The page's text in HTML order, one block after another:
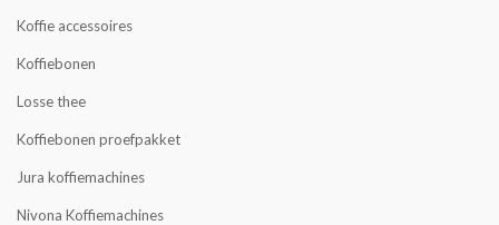
Koffie accessoires
Koffiebonen
Losse thee
Koffiebonen proefpakket
Jura koffiemachines
Nivona Koffiemachines